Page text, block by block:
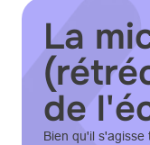
La
de
Bien qu'il s'agisse